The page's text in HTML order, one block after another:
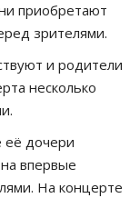
приобретают
зрителями.
и родители
несколько
её дочери
впервые
На концерте